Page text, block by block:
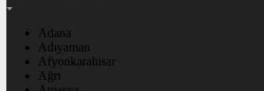
Adana
Adıyaman
Afyonkarahisar
Ağrı